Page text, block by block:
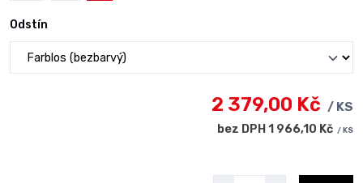
Odstín
2 379,00 Kč / KS
bez DPH 1 966,10 Kč / KS